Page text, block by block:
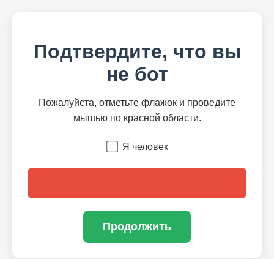
Подтвердите, что вы
не бот
Пожалуйста, отметьте флажок и проведите
мышью по красной области.
Я человек
Продолжить